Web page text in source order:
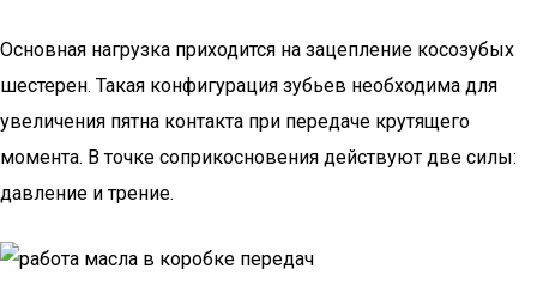
Основная нагрузка приходится на зацепление косозубых
шестерен. Такая конфигурация зубьев необходима для
увеличения пятна контакта при передаче крутящего
момента. В точке соприкосновения действуют две силы:
давление и трение.